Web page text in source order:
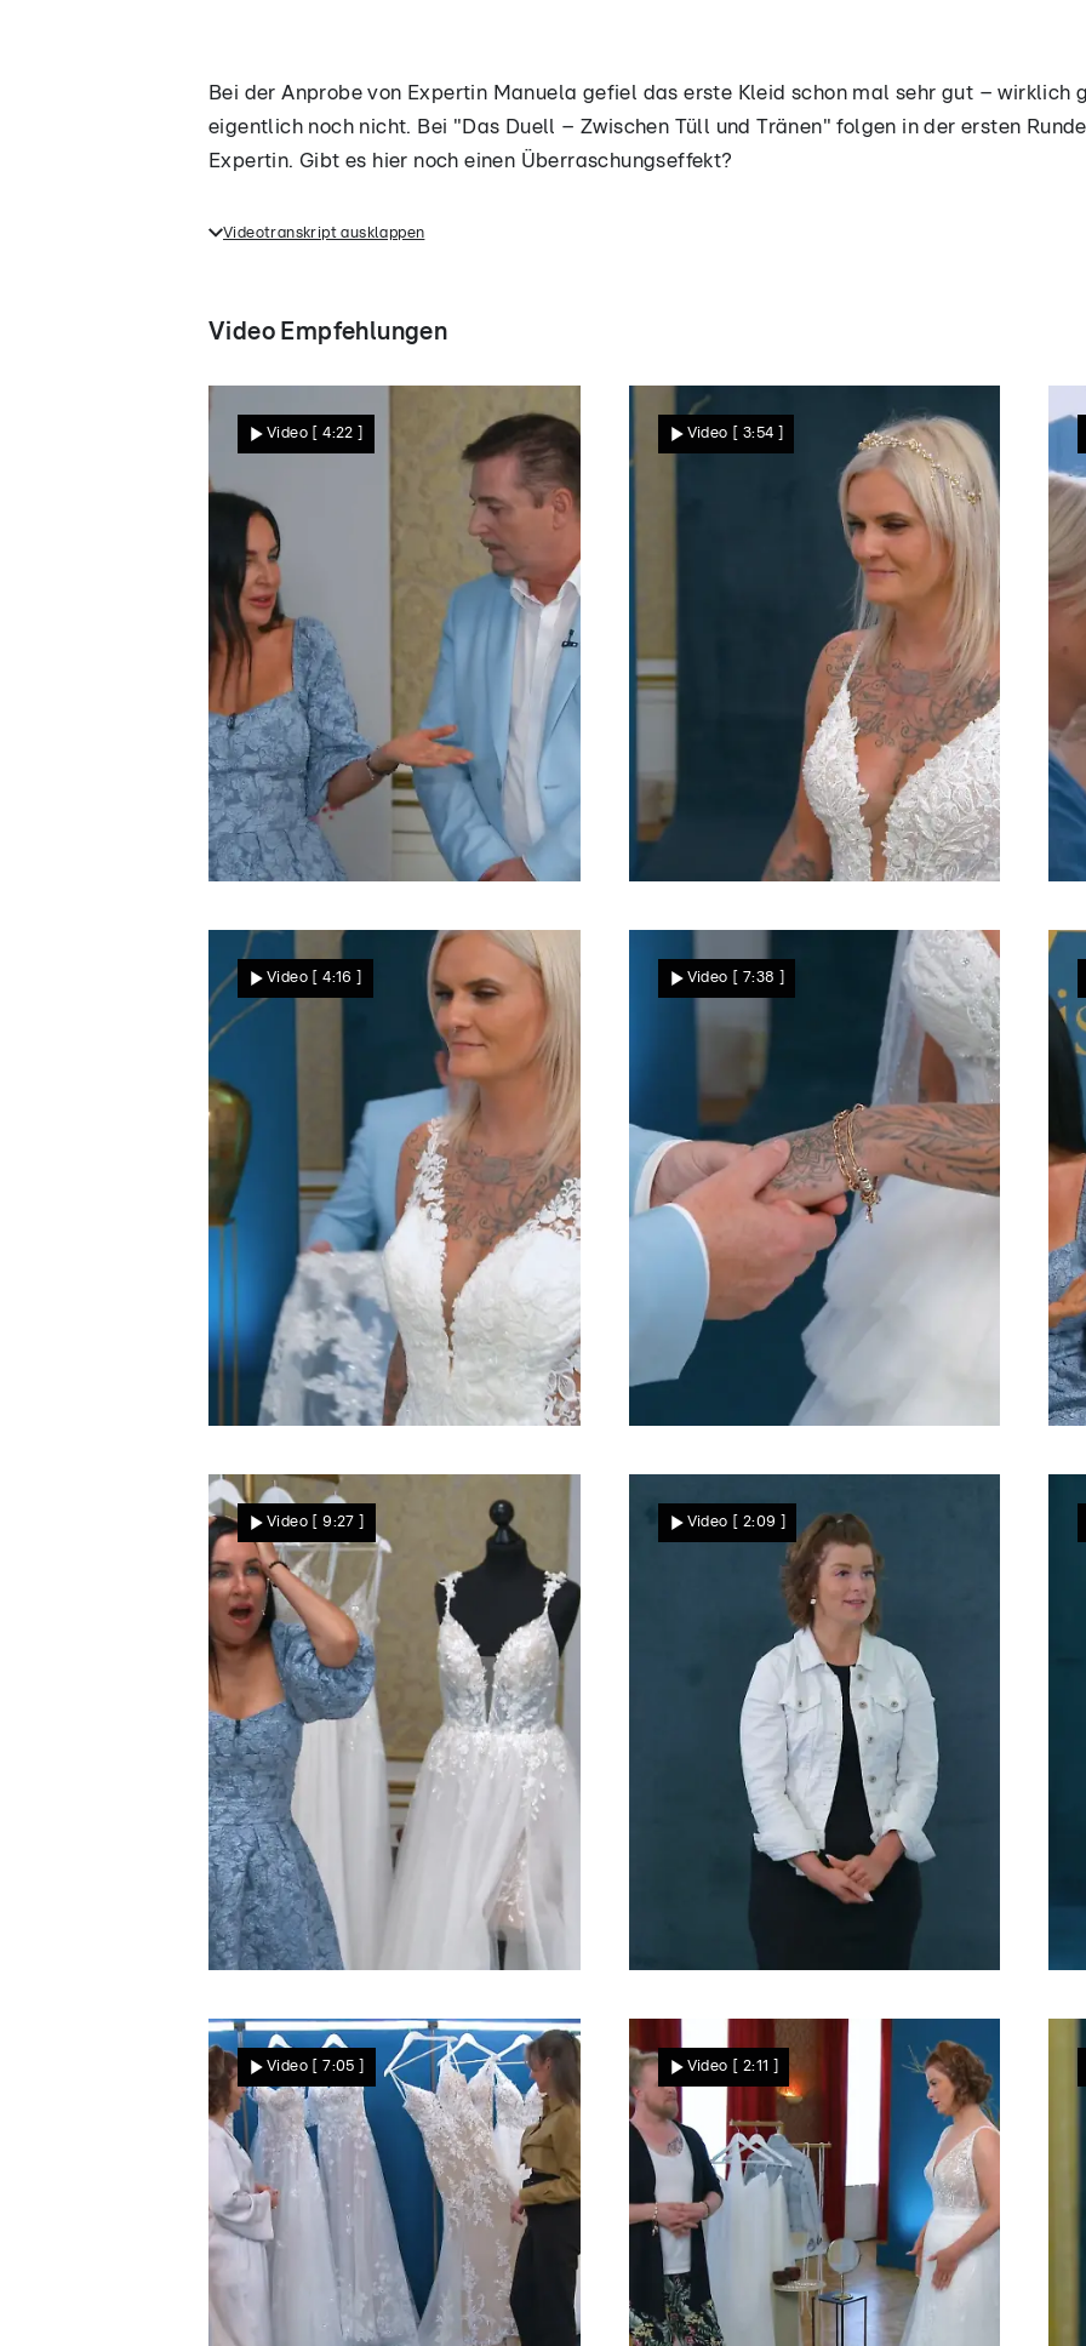
Bei der Anprobe von Expertin Manuela gefiel das erste Kleid schon mal sehr gut – wirklich
eigentlich noch nicht. Bei "Das Duell – Zwischen Tüll und Tränen" folgen in der ersten
Expertin. Gibt es hier noch einen Überraschungseffekt?
Bei der Anprobe von Expertin Manuela gefiel das erste Kleid schon mal sehr gut –
Videotranskript ausklappen
Video Empfehlungen
Mel muss zwischen
Traumkleid und Traumkleid
Video [ 4:22 ]
Melanie ist sprachlos –
absoluter "Wow"-Effekt
Video [ 3:54 ]
"Mit dem Kleid fährst du
Nachhause"
Video [ 4:16 ]
Liegt Uwe mit seiner
Prinzessin richtig?
Video [ 7:38 ]
Frühzeitige Duell-Ekstase
Video [ 9:27 ]
Wird sich die Braut für ein
Kleid entscheiden können?
Video [ 2:09 ]
Video [ 7:05 ] Video [ 2:11 ]